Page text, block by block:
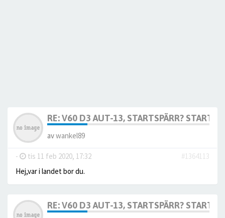
RE: V60 D3 AUT-13, STARTSPÄRR? STARTAR
avwankel89
- tis 11 feb 2020, 17:32
#1364113
Hej,var i landet bor du.
RE: V60 D3 AUT-13, STARTSPÄRR? STARTAR